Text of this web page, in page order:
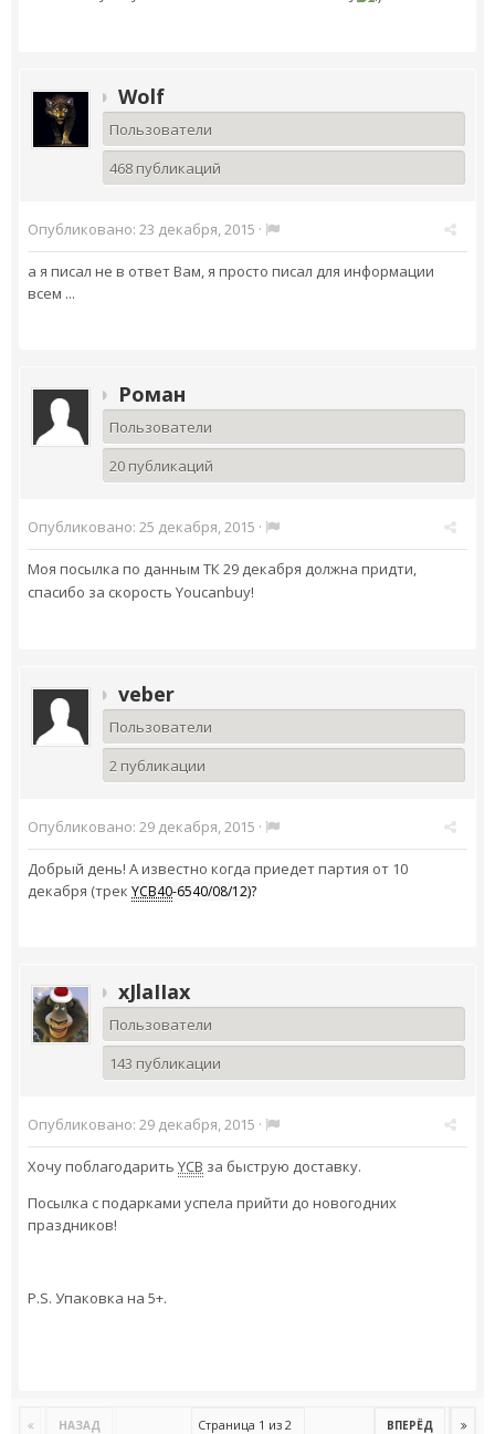
Wolf
Пользователи
468 публикаций
Опубликовано: 23 декабря, 2015 ·
а я писал не в ответ Вам, я просто писал для информации
всем ...
Роман
Пользователи
20 публикаций
Опубликовано: 25 декабря, 2015 ·
Моя посылка по данным ТК 29 декабря должна придти,
спасибо за скорость Youcanbuy!
veber
Пользователи
2 публикации
Опубликовано: 29 декабря, 2015 ·
Добрый день! А известно когда приедет партия от 10
декабря (трек YCB40-6540/08/12)?
xJlaIIax
Пользователи
143 публикации
Опубликовано: 29 декабря, 2015 ·
Хочу поблагодарить YCB за быструю доставку.
Посылка с подарками успела прийти до новогодних
праздников!
P.S. Упаковка на 5+.
НАЗАД ВПЕРЁД
Страница 1 из 2